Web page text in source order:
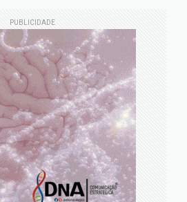
PUBLICIDADE